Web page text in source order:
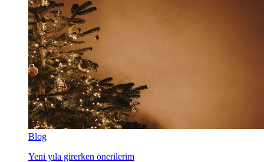
Blog
Yeni yıla girerken önerilerim